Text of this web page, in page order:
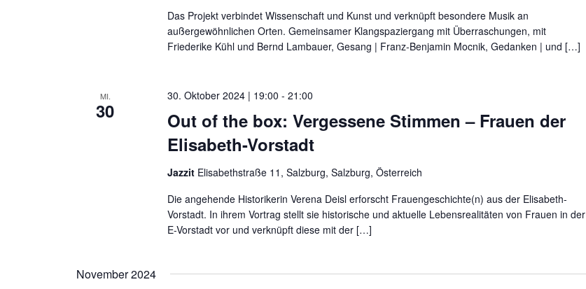
Das Projekt verbindet Wissenschaft und Kunst und verknüpft besondere Musik an
außergewöhnlichen Orten. Gemeinsamer Klangspaziergang mit Überraschungen, mit
Friederike Kühl und Bernd Lambauer, Gesang | Franz-Benjamin Mocnik, Gedanken | und […]
MI.
30
Out of the box: Vergessene Stimmen – Frauen der
Elisabeth-Vorstadt
30. Oktober 2024 | 19:00 -21:00
Jazzit Elisabethstraße 11, Salzburg, Salzburg, Österreich
Die angehende Historikerin Verena Deisl erforscht Frauengeschichte(n) aus der Elisabeth-
Vorstadt. In ihrem Vortrag stellt sie historische und aktuelle Lebensrealitäten von Frauen in der
E-Vorstadt vor und verknüpft diese mit der […]
November 2024